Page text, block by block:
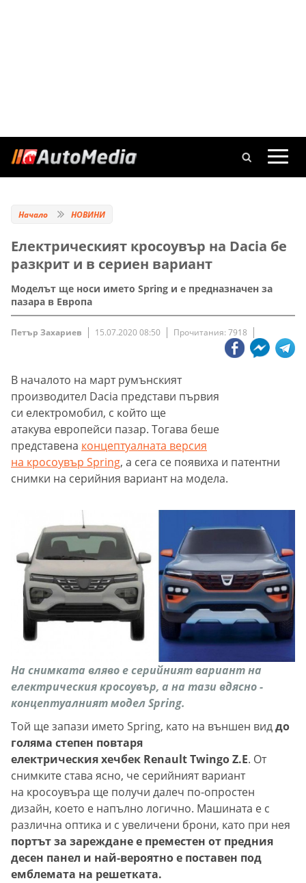
Начало НОВИНИ
Електрическият кросоувър на Dacia бе
разкрит и в сериен вариант
Моделът ще носи името Spring и е предназначен за
пазара в Европа
Петър Захариев 15.07.2020 08:50 Прочитания: 7918
В началото на март румънският
производител Dacia представи първия
си електромобил, с който ще
атакува европейси пазар. Тогава беше
представена концептуалната версия
на кросоувър Spring, а сега се появиха и патентни
снимки на серийния вариант на модела.
На снимката вляво е серийният вариант на
електрическия кросоувър, а на тази вдясно -
концептуалният модел Spring.
Той ще запази името Spring, като на външен виддо
голяма степен повтаря
електрическия хечбек Renault Twingo Z.E. От
снимките става ясно, че серийният вариант
на кросоувъра ще получи далеч по-опростен
дизайн, което е напълно логично. Машината е с
различна оптика и с увеличени брони, като при нея
портът за зареждане е преместен от предния
десен панел и най-вероятно е поставен под
емблемата на решетката.